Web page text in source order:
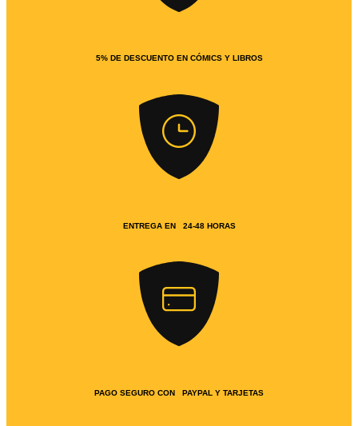
5% DE DESCUENTO EN CÓMICS Y LIBROS
ENTREGA EN 24-48 HORAS
PAGO SEGURO CON PAYPAL Y TARJETAS